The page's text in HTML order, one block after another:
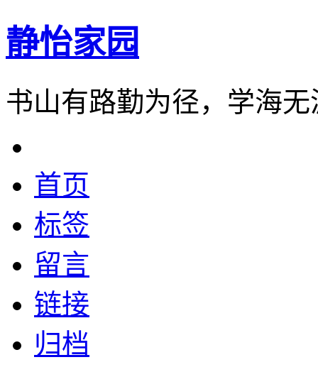
静怡家园
书山有路勤为径，学海
首页
标签
留言
链接
归档